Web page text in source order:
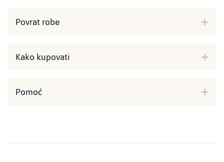
Povrat robe
Kako kupovati
Pomoć